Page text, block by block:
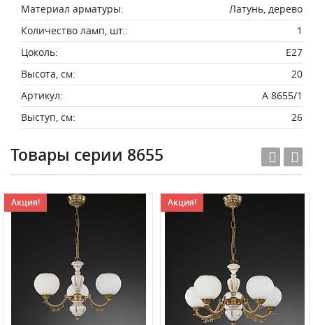
Материал арматуры:
Латунь, дерево
Количество ламп, шт.:
1
Цоколь:
E27
Высота, см:
20
Артикул:
A 8655/1
Выступ, см:
26
Товары серии 8655
Акция! Акция!